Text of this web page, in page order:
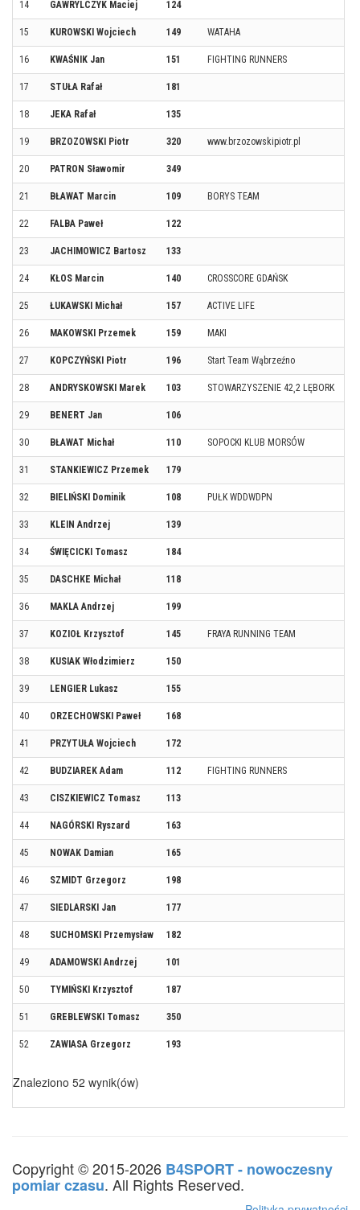
14 GAWRYLCZYK Maciej 124
15 KUROWSKI Wojciech 149 WATAHA
16 KWAŚNIK Jan 151 FIGHTING RUNNERS
17 STUŁA Rafał 181
18 JEKA Rafał 135
19 BRZOZOWSKI Piotr 320 www.brzozowskipiotr.pl
20 PATRON Sławomir 349
21 BŁAWAT Marcin 109 BORYS TEAM
22 FALBA Paweł 122
23 JACHIMOWICZ Bartosz 133
24 KŁOS Marcin 140 CROSSCORE GDAŃSK
25 ŁUKAWSKI Michał 157 ACTIVE LIFE
26 MAKOWSKI Przemek 159 MAKI
27 KOPCZYŃSKI Piotr 196 Start Team Wąbrzeźno
28 ANDRYSKOWSKI Marek 103 STOWARZYSZENIE 42¸2 LĘBORK
29 BENERT Jan 106
30 BŁAWAT Michał 110 SOPOCKI KLUB MORSÓW
31 STANKIEWICZ Przemek 179
32 BIELIŃSKI Dominik 108 PUŁK WDDWDPN
33 KLEIN Andrzej 139
34 ŚWIĘCICKI Tomasz 184
35 DASCHKE Michał 118
36 MAKLA Andrzej 199
37 KOZIOŁ Krzysztof 145 FRAYA RUNNING TEAM
38 KUSIAK Włodzimierz 150
39 LENGIER Lukasz 155
40 ORZECHOWSKI Paweł 168
41 PRZYTUŁA Wojciech 172
42 BUDZIAREK Adam 112 FIGHTING RUNNERS
43 CISZKIEWICZ Tomasz 113
44 NAGÓRSKI Ryszard 163
45 NOWAK Damian 165
46 SZMIDT Grzegorz 198
47 SIEDLARSKI Jan 177
48 SUCHOMSKI Przemysław 182
49 ADAMOWSKI Andrzej 101
50 TYMIŃSKI Krzysztof 187
51 GREBLEWSKI Tomasz 350
52 ZAWIASA Grzegorz 193
Znaleziono 52 wynik(ów)
Copyright © 2015-2026 B4SPORT - nowoczesny
pomiar czasu. All Rights Reserved.